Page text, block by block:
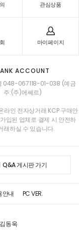
관심상품
마이페이지
ACCOUNT
048-067118-01-038 (예금
주:(주)에쎄르)
라인 전자상거래 KCP 구매안
입된 업체로 결제 시 안전하
래하실 수 있습니다.
Q&A 게시판 가기
안내 PC VER.
김동욱